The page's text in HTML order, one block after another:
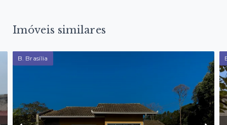
Imóveis similares
B. Brasília